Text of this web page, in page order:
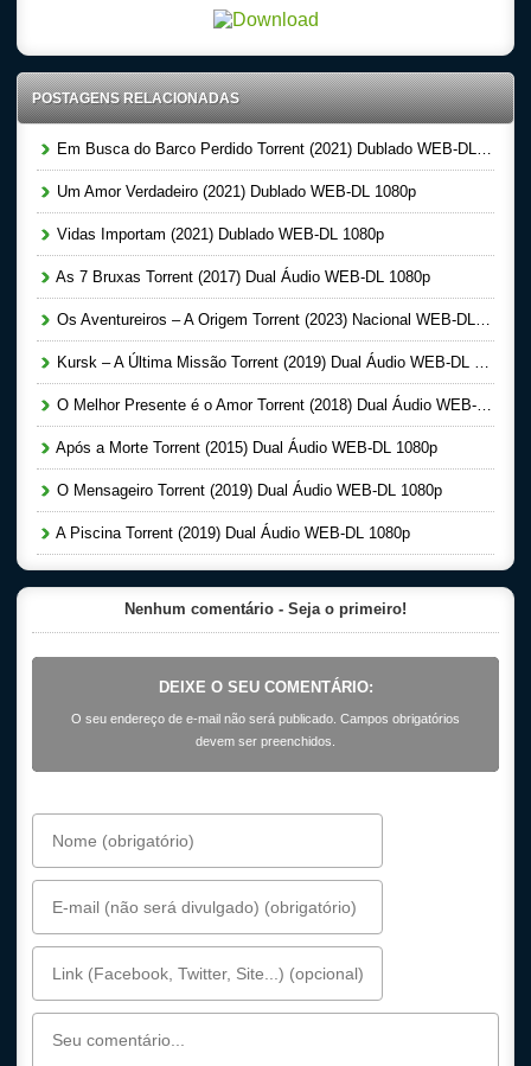
POSTAGENS RELACIONADAS
Em Busca do Barco Perdido Torrent (2021) Dublado WEB-DL 1080p
Um Amor Verdadeiro (2021) Dublado WEB-DL 1080p
Vidas Importam (2021) Dublado WEB-DL 1080p
As 7 Bruxas Torrent (2017) Dual Áudio WEB-DL 1080p
Os Aventureiros – A Origem Torrent (2023) Nacional WEB-DL 1080p
Kursk – A Última Missão Torrent (2019) Dual Áudio WEB-DL 1080p
O Melhor Presente é o Amor Torrent (2018) Dual Áudio WEB-DL 1080p
Após a Morte Torrent (2015) Dual Áudio WEB-DL 1080p
O Mensageiro Torrent (2019) Dual Áudio WEB-DL 1080p
A Piscina Torrent (2019) Dual Áudio WEB-DL 1080p
Nenhum comentário - Seja o primeiro!
DEIXE O SEU COMENTÁRIO:
O seu endereço de e-mail não será publicado. Campos obrigatórios
devem ser preenchidos.